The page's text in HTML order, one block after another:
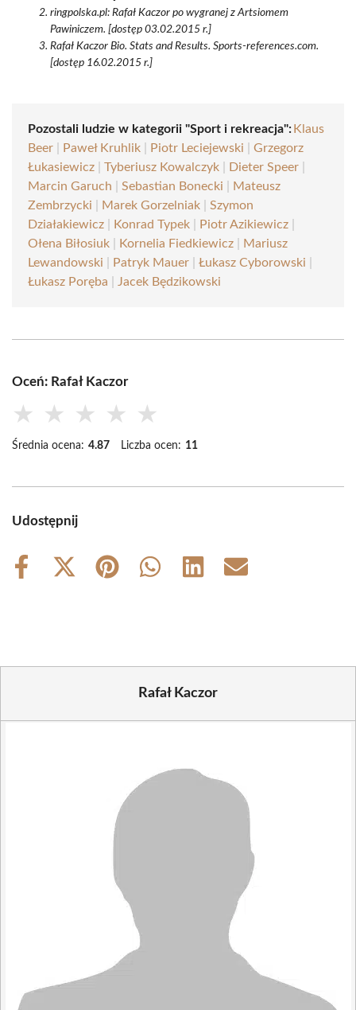
ringpolska.pl: Rafał Kaczor po wygranej z Artsiomem
Pawiniczem. [dostęp 03.02.2015 r.]
Rafał Kaczor Bio. Stats and Results. Sports-references.com.
[dostęp 16.02.2015 r.]
Pozostali ludzie w kategorii "Sport i rekreacja": Klaus
Beer
Paweł Kruhlik Piotr Leciejewski
Grzegorz
Łukasiewicz
Tyberiusz Kowalczyk Dieter Speer
Marcin Garuch
Sebastian Bonecki
Mateusz
Zembrzycki
Marek Gorzelniak
Szymon
Działakiewicz
Konrad Typek Piotr Azikiewicz
Ołena Biłosiuk
Kornelia Fiedkiewicz
Mariusz
Lewandowski
Patryk Mauer Łukasz Cyborowski
Łukasz Poręba
Jacek Będzikowski
Oceń: Rafał Kaczor
★ ★ ★ ★ ★
Średnia ocena: 4.87 Liczba ocen: 11
Udostępnij
Share
Share
Share
Share
Share
Share
Rafał Kaczor